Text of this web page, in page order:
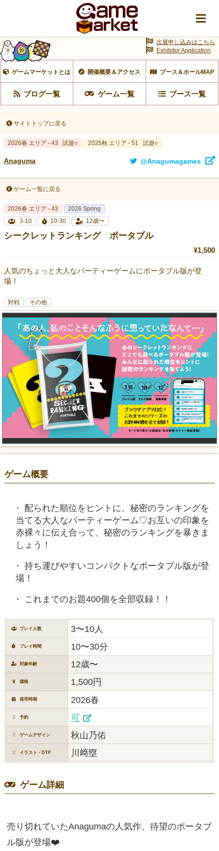
ゲームマーケットとは 開催概要＆アクセス ブース＆ホールMAP
ブログ一覧 ゲーム一覧 ブース一覧
出展申し込みはこちら
Exhibitor Application
サイトトップに戻る
2026春 エリア - 43 試遊○ 2025秋 エリア - 51 試遊○
Anaguma @Anagumagames
ゲーム一覧に戻る
2026春 エリア - 43
2026 Spring
3-10
10-30 12歳〜
シークレットランキング ポータブル
¥1,500
人気のちょっと大人なパーティーゲームにポータブル版が登
場！
対戦 その他
ゲーム概要
配られた順位をヒントに、秘密のランキングを
当てる大人なパーティーゲーム♡お互いの印象を
赤裸々に伝え合って、秘密のランキングを暴きま
しょう！
持ち運びやすいコンパクトなポータブル版が登
場！
これまでのお題400個を全部収録！！
プレイ人数 3〜10人
プレイ時間 10〜30分
対象年齢 12歳〜
価格 1,500円
発売時期 2026春
予約 可
ゲームデザイン 秋山乃佑
イラスト・DTP 川﨑塁
ゲーム詳細
売り切れていたAnagumaの人気作、待望のポータブ
ル版が登場❤️